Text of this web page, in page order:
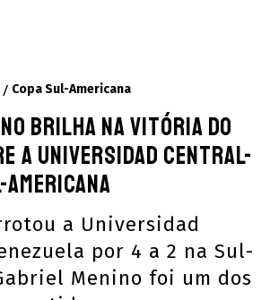
Copa Sul-Americana
brilha na vitória do
a Universidad Central-
Americana
a Universidad
por 4 a 2 na Sul-
Menino foi um dos